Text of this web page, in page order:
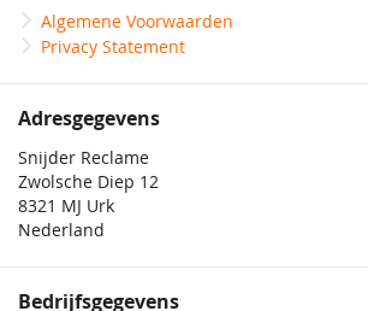
Algemene Voorwaarden
Privacy Statement
Adresgegevens
Snijder Reclame
Zwolsche Diep 12
8321 MJ Urk
Nederland
Bedrijfsgegevens